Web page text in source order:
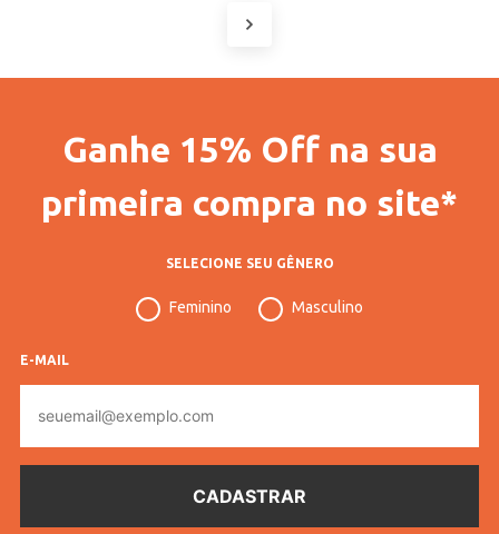
Ganhe 15% Off na sua
primeira compra no site*
SELECIONE SEU GÊNERO
Feminino Masculino
E-MAIL
mail